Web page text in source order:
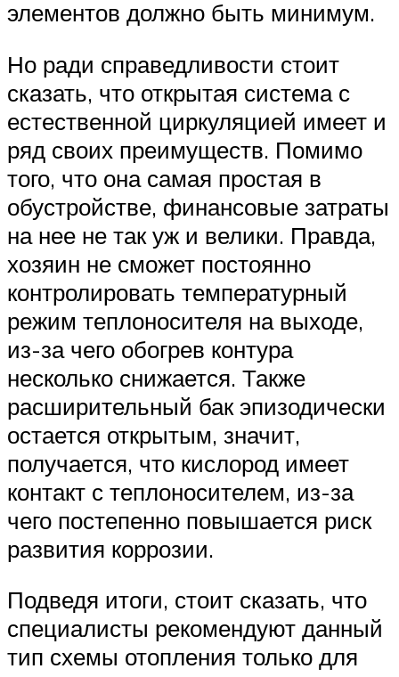
элементов должно быть минимум.
Но ради справедливости стоит
сказать, что открытая система с
естественной циркуляцией имеет и
ряд своих преимуществ. Помимо
того, что она самая простая в
обустройстве, финансовые затраты
на нее не так уж и велики. Правда,
хозяин не сможет постоянно
контролировать температурный
режим теплоносителя на выходе,
из-за чего обогрев контура
несколько снижается. Также
расширительный бак эпизодически
остается открытым, значит,
получается, что кислород имеет
контакт с теплоносителем, из-за
чего постепенно повышается риск
развития коррозии.
Подведя итоги, стоит сказать, что
специалисты рекомендуют данный
тип схемы отопления только для